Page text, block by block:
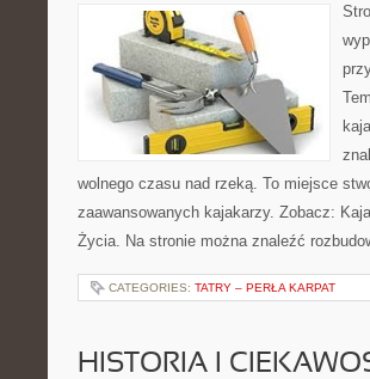
wolnego czasu nad rzeką. To miejsce
zaawansowanych kajakarzy. Zobacz:
Życia. Na stronie można znaleźć
CATEGORIES: TATRY – PERŁA KARPAT
HISTORIA I